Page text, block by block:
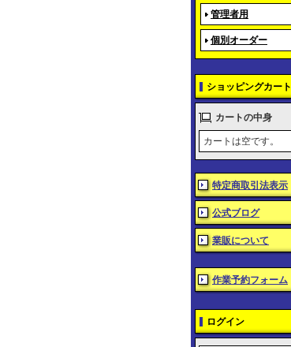
管理者用
個別オーダー
ショッピングカート
カートの中身
カートは空です。
特定商取引法表示
公式ブログ
業販について
作業予約フォーム
ログイン